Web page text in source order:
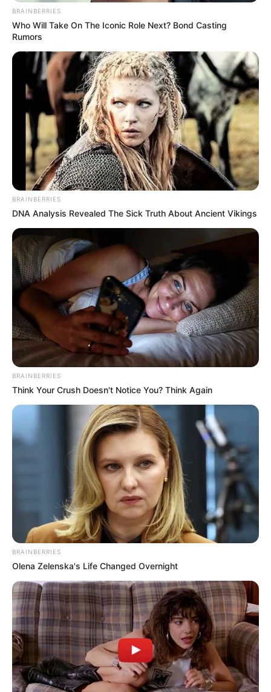
BRAINBERRIES
Who Will Take On The Iconic Role Next? Bond Casting
Rumors
BRAINBERRIES
DNA Analysis Revealed The Sick Truth About Ancient Vikings
BRAINBERRIES
Think Your Crush Doesn't Notice You? Think Again
BRAINBERRIES
Olena Zelenska's Life Changed Overnight